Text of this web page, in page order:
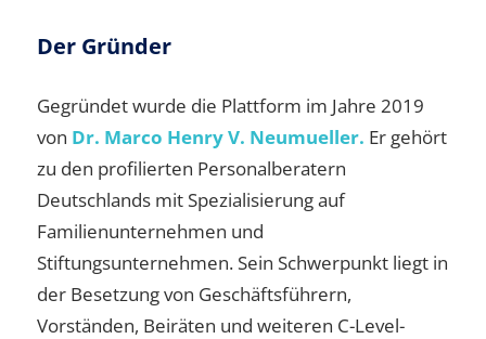
Der Gründer
Gegründet wurde die Plattform im Jahre 2019
von Dr. Marco Henry V. Neumueller. Er gehört
zu den profilierten Personalberatern
Deutschlands mit Spezialisierung auf
Familienunternehmen und
Stiftungsunternehmen. Sein Schwerpunkt liegt in
der Besetzung von Geschäftsführern,
Vorständen, Beiräten und weiteren C-Level-